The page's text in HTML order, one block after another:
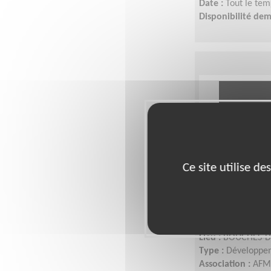
Date : Tout le
Disponibilité
Lieu :BOUCHES-
Type :
Association :
Ce site utilise